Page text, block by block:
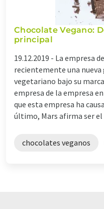
Chocolate Vegano:
principal
19.12.2019 - La empresa
recientemente una
vegetariano bajo su
empresa de la empresa
que esta empresa ha
último, Mars afirma ser
chocolates veganos